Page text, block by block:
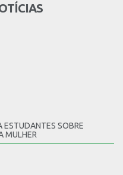
ESTUDANTES SOBRE
MULHER